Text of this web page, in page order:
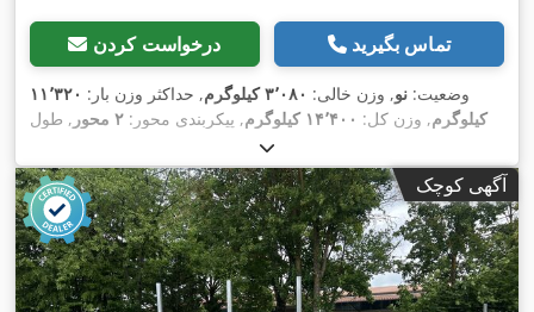
درخواست کردن تماس بگیرید
وضعیت: نو, وزن خالی: ۳٬۰۸۰ کیلوگرم , حداکثر وزن بار: ۱۱٬۳۲۰
کیلوگرم, وزن کل: ۱۴٬۴۰۰ کیلوگرم , پیکربندی محور: ۲ محور
, طول
میلی‌متر, سیستم تعلیق:هوا, سایز تایر: 205/65 R 17,5 , رنگ:دیگر,
نوع چرخ‌دنده:دیگر, اندازه لاستیک جلو: 205/65 R 17,5
عقب:205/65 R 17,5 , کابین راننده:دیگر, کلاس انتشار:هیچ, سوخت:
زیست‌دیزل, تجهیزات: اِی‌بی‌اِس‎, ترمز بادی تحت فشار,
آگهی کوچک